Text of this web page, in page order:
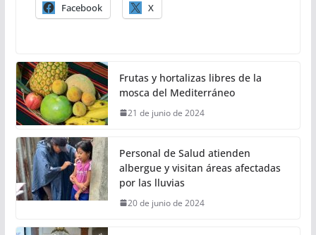
Facebook X
Frutas y hortalizas libres de la
mosca del Mediterráneo
21 de junio de 2024
Personal de Salud atienden
albergue y visitan áreas afectadas
por las lluvias
20 de junio de 2024